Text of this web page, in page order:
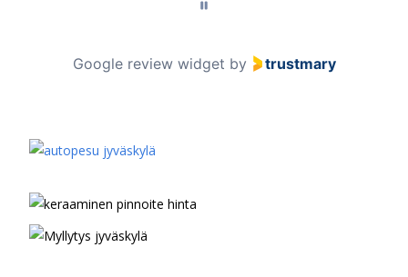
0
Google review widget by trustmary